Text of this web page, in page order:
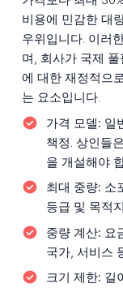
비용에 민감한 대
우위입니다. 이러
며, 회사가 국제
에 대한 재정적으
는 요소입니다.
가격 모델: 일
책정. 상인들
을 개설해야
최대 중량: 소
등급 및 목적
중량 계산: 요
국가, 서비스
크기 제한: 길